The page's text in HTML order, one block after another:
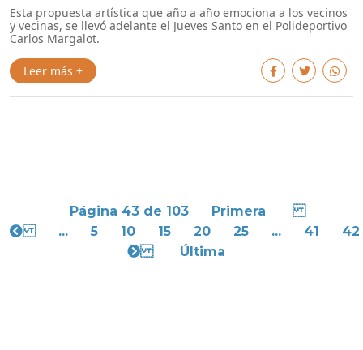
Esta propuesta artística que año a año emociona a los vecinos
y vecinas, se llevó adelante el Jueves Santo en el Polideportivo
Carlos Margalot.
Leer más +
Página 43 de 103
Primera
...
5 10 15 20 25 ... 41
42
Última